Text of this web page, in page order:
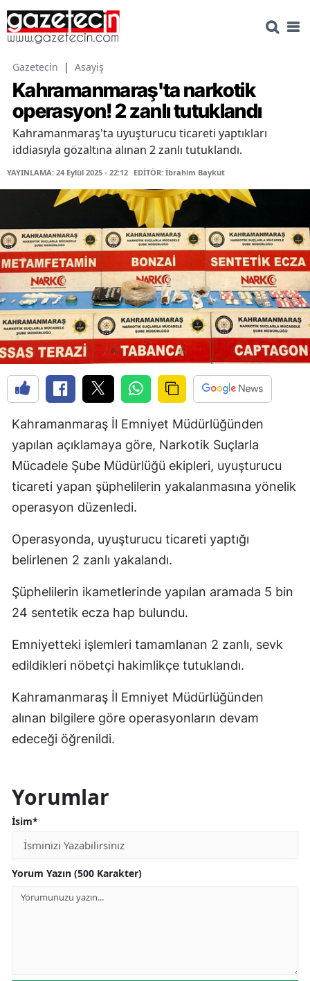
Gazetecin | Asayiş
Kahramanmaraş'ta narkotik
operasyon! 2 zanlı tutuklandı
Kahramanmaraş'ta uyuşturucu ticareti yaptıkları
iddiasıyla gözaltına alınan 2 zanlı tutuklandı.
YAYINLAMA: 24 Eylül 2025 - 22:12 EDİTÖR: İbrahim Baykut
Kahramanmaraş İl Emniyet Müdürlüğünden
yapılan açıklamaya göre, Narkotik Suçlarla
Mücadele Şube Müdürlüğü ekipleri, uyuşturucu
ticareti yapan şüphelilerin yakalanmasına yönelik
operasyon düzenledi.
Operasyonda, uyuşturucu ticareti yaptığı
belirlenen 2 zanlı yakalandı.
Şüphelilerin ikametlerinde yapılan aramada 5 bin
24 sentetik ecza hap bulundu.
Emniyetteki işlemleri tamamlanan 2 zanlı, sevk
edildikleri nöbetçi hakimlikçe tutuklandı.
Kahramanmaraş İl Emniyet Müdürlüğünden
alınan bilgilere göre operasyonların devam
edeceği öğrenildi.
Yorumlar
İsim*
Yorum Yazın (500 Karakter)